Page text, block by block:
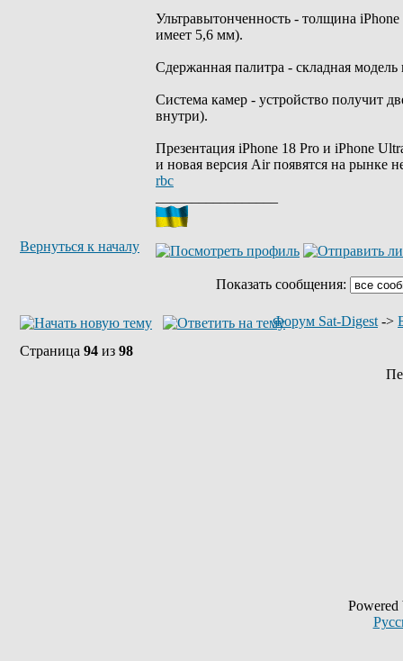
Ультравытонченность - толщина
имеет 5,6 мм).
Сдержанная палитра - складная
Система камер - устройство получит
внутри).
Презентация iPhone 18 Pro и iPhone
и новая версия Air появятся на рынке
rbc
Вернуться к началу
Показать сообщения:
Форум Sat-Digest ->
Страница 94 из 98